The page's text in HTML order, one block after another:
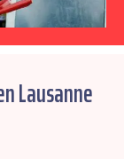
Lausanne